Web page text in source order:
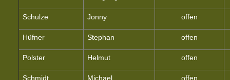
Schulze Jonny offen
Hüfner Stephan offen
Polster Helmut offen
Schmidt Michael offen